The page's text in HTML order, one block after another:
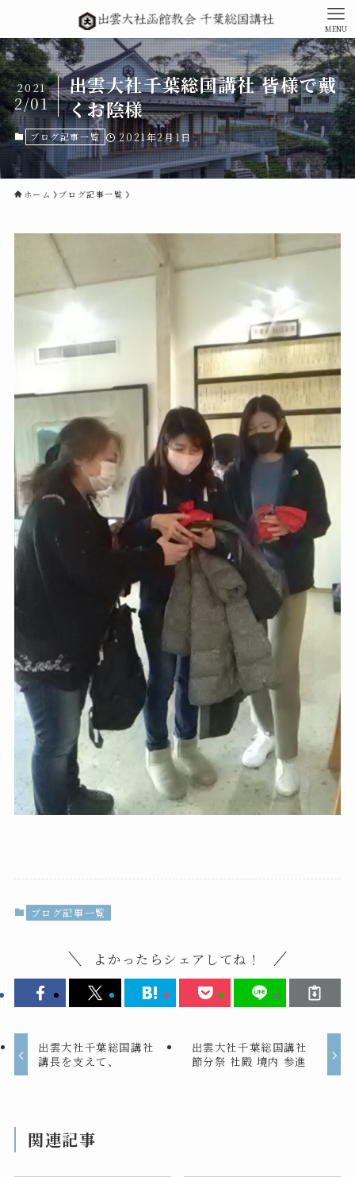
MENU
出雲大社千葉総国講社 皆様で戴
くお陰様
2021
2/01
ブログ記事一覧 2021年2月1日
ホーム ブログ記事一覧
ブログ記事一覧
よかったらシェアしてね！
出雲大社千葉総国講社
講長を支えて、
出雲大社千葉総国講社
節分祭 社殿 境内 参進
関連記事